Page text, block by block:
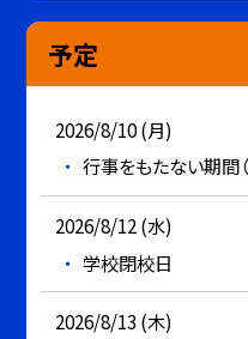
予定
2026/8/10 (月)
行事をもたない期間（
2026/8/12 (水)
学校閉校日
2026/8/13 (木)